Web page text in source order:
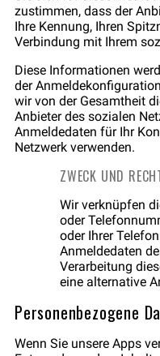
zustimmen, dass der
Ihre Kennung, Ihren
Verbindung mit Ihrem
Diese Informationen
der
wir von der Gesamtheit
Anbieter des sozialen
Anmeldedaten für Ihr
Netzwerk verwenden.
ZWECK UND
Wir verknüpfen
oder
oder Ihrer
Anmeldedaten
Verarbeitung
eine alternative
Personenbezogene
Wenn Sie unsere Apps